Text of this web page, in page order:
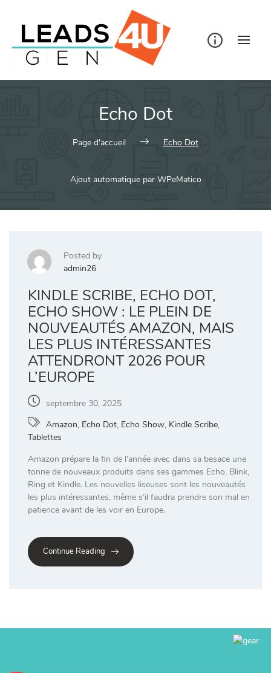
Echo Dot
Page d'accueil Echo Dot
Ajout automatique par WPeMatico
Posted by
admin26
KINDLE SCRIBE, ECHO DOT,
ECHO SHOW : LE PLEIN DE
NOUVEAUTÉS AMAZON, MAIS
LES PLUS INTÉRESSANTES
ATTENDRONT 2026 POUR
L’EUROPE
septembre 30, 2025
Amazon, Echo Dot, Echo Show, Kindle Scribe,
Tablettes
Amazon prépare la fin de l’année avec dans sa besace une
tonne de nouveaux produits dans ses gammes Echo, Blink,
Ring et Kindle. Les nouvelles liseuses sont les nouveautés
les plus intéressantes, même s’il faudra prendre son mal en
patience avant de les voir en Europe.
Continue Reading